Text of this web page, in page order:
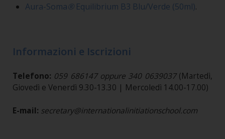
Aura-Soma® Equilibrium B3 Blu/Verde (50ml).
Informazioni e Iscrizioni
Telefono: 059 686147 oppure 340 0639037(Martedì,
Giovedì e Venerdì 9.30-13.30 | Mercoledì 14.00-17.00)
E-mail: secretary@internationalinitiationschool.com